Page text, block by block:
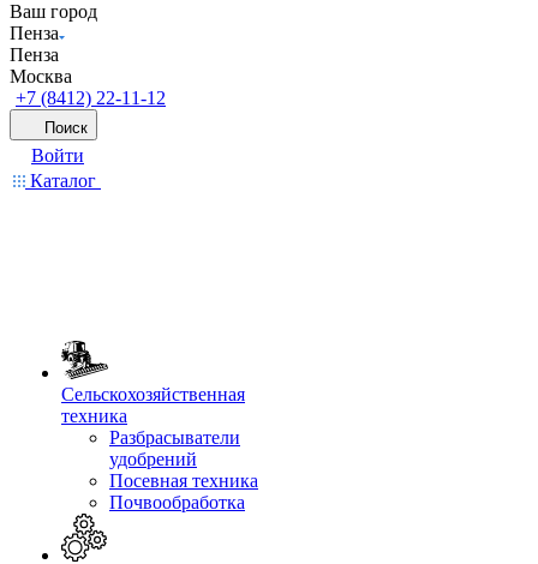
Ваш город
Пенза
Пенза
Москва
+7 (8412) 22-11-12
Поиск
Войти
Каталог
Сельскохозяйственная
техника
Разбрасыватели
удобрений
Посевная техника
Почвообработка